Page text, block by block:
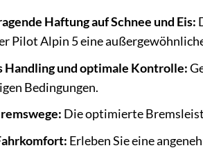
Haftung auf Schnee und Eis:
Pilot Alpin 5 eine
Handling und optimale Kontrolle:
Bedingungen.
Die optimierte
Erleben Sie eine